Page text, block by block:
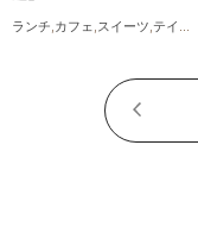
ランチ,カフェ,スイーツ,テイクアウト